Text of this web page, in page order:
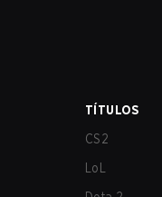
TÍTULOS
CS2
LoL